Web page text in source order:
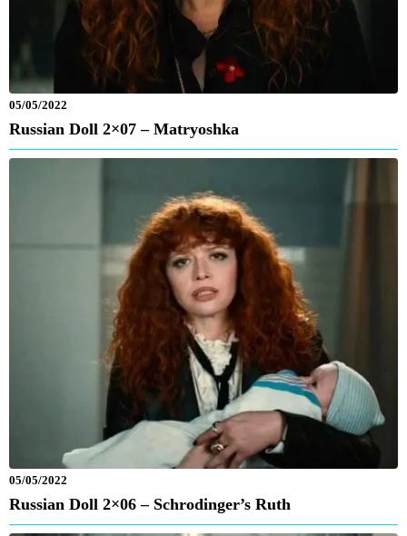
05/05/2022
Russian Doll 2×07 – Matryoshka
05/05/2022
Russian Doll 2×06 – Schrodinger’s Ruth